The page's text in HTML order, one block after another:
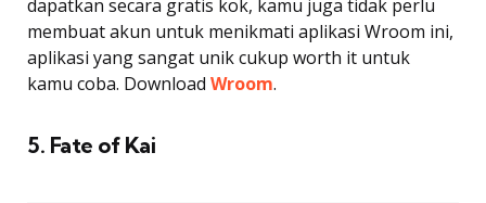
dapatkan secara gratis kok, kamu juga tidak perlu
membuat akun untuk menikmati aplikasi Wroom ini,
aplikasi yang sangat unik cukup worth it untuk
kamu coba. Download Wroom.
5. Fate of Kai